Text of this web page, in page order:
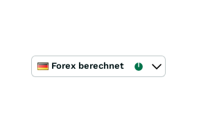
Forex berechnet